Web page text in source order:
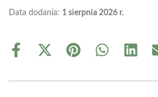
Data dodania: 1 sierpnia 2026 r.
Share
Share
(Twitter)
Share Share Share